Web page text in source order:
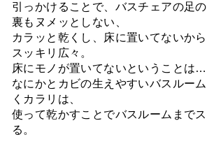
引っかけることで、バスチェアの足
裏もヌメッとしない、
カラッと乾くし、床に置いてないか
スッキリ広々。
床にモノが置いてないということは…
なにかとカビの生えやすいバスルー
くカラリは、
使って乾かすことでバスルームまで
る。